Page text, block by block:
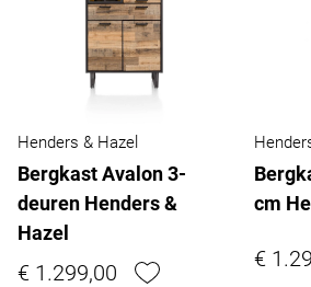
Henders & Hazel
Bergkast Avalon 3-
deuren Henders &
Hazel
€ 1.299,00
cm
€